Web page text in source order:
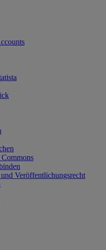
Veröffentlichungsrecht